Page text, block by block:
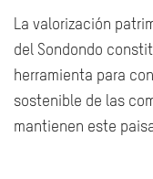
La valorización
del Sondondo
herramienta para
sostenible de las
mantienen este